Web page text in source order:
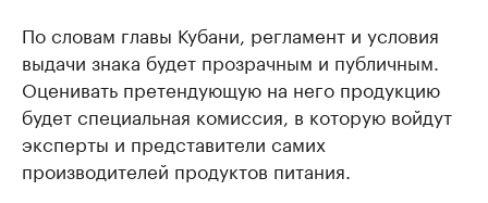
По словам главы Кубани, регламент и условия
выдачи знака будет прозрачным и публичным.
Оценивать претендующую на него продукцию
будет специальная комиссия, в которую войдут
эксперты и представители самих
производителей продуктов питания.